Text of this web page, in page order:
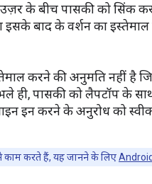
के बीच पासकी को सिंक
इसके बाद के वर्शन का
करने की अनुमति नहीं
ही, पासकी को लैपटॉप के
इन करने के अनुरोध को
करते हैं, यह जानने के लिए